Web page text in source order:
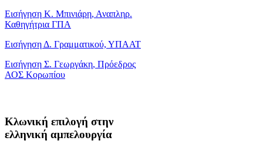
Εισήγηση Κ. Μπινιάρη, Αναπληρ.
Καθηγήτρια ΓΠΑ
Εισήγηση Δ. Γραμματικού, ΥΠΑΑΤ
Εισήγηση Σ. Γεωργάκη, Πρόεδρος
ΑΟΣ Κορωπίου
Κλωνική επιλογή στην
ελληνική αμπελουργία